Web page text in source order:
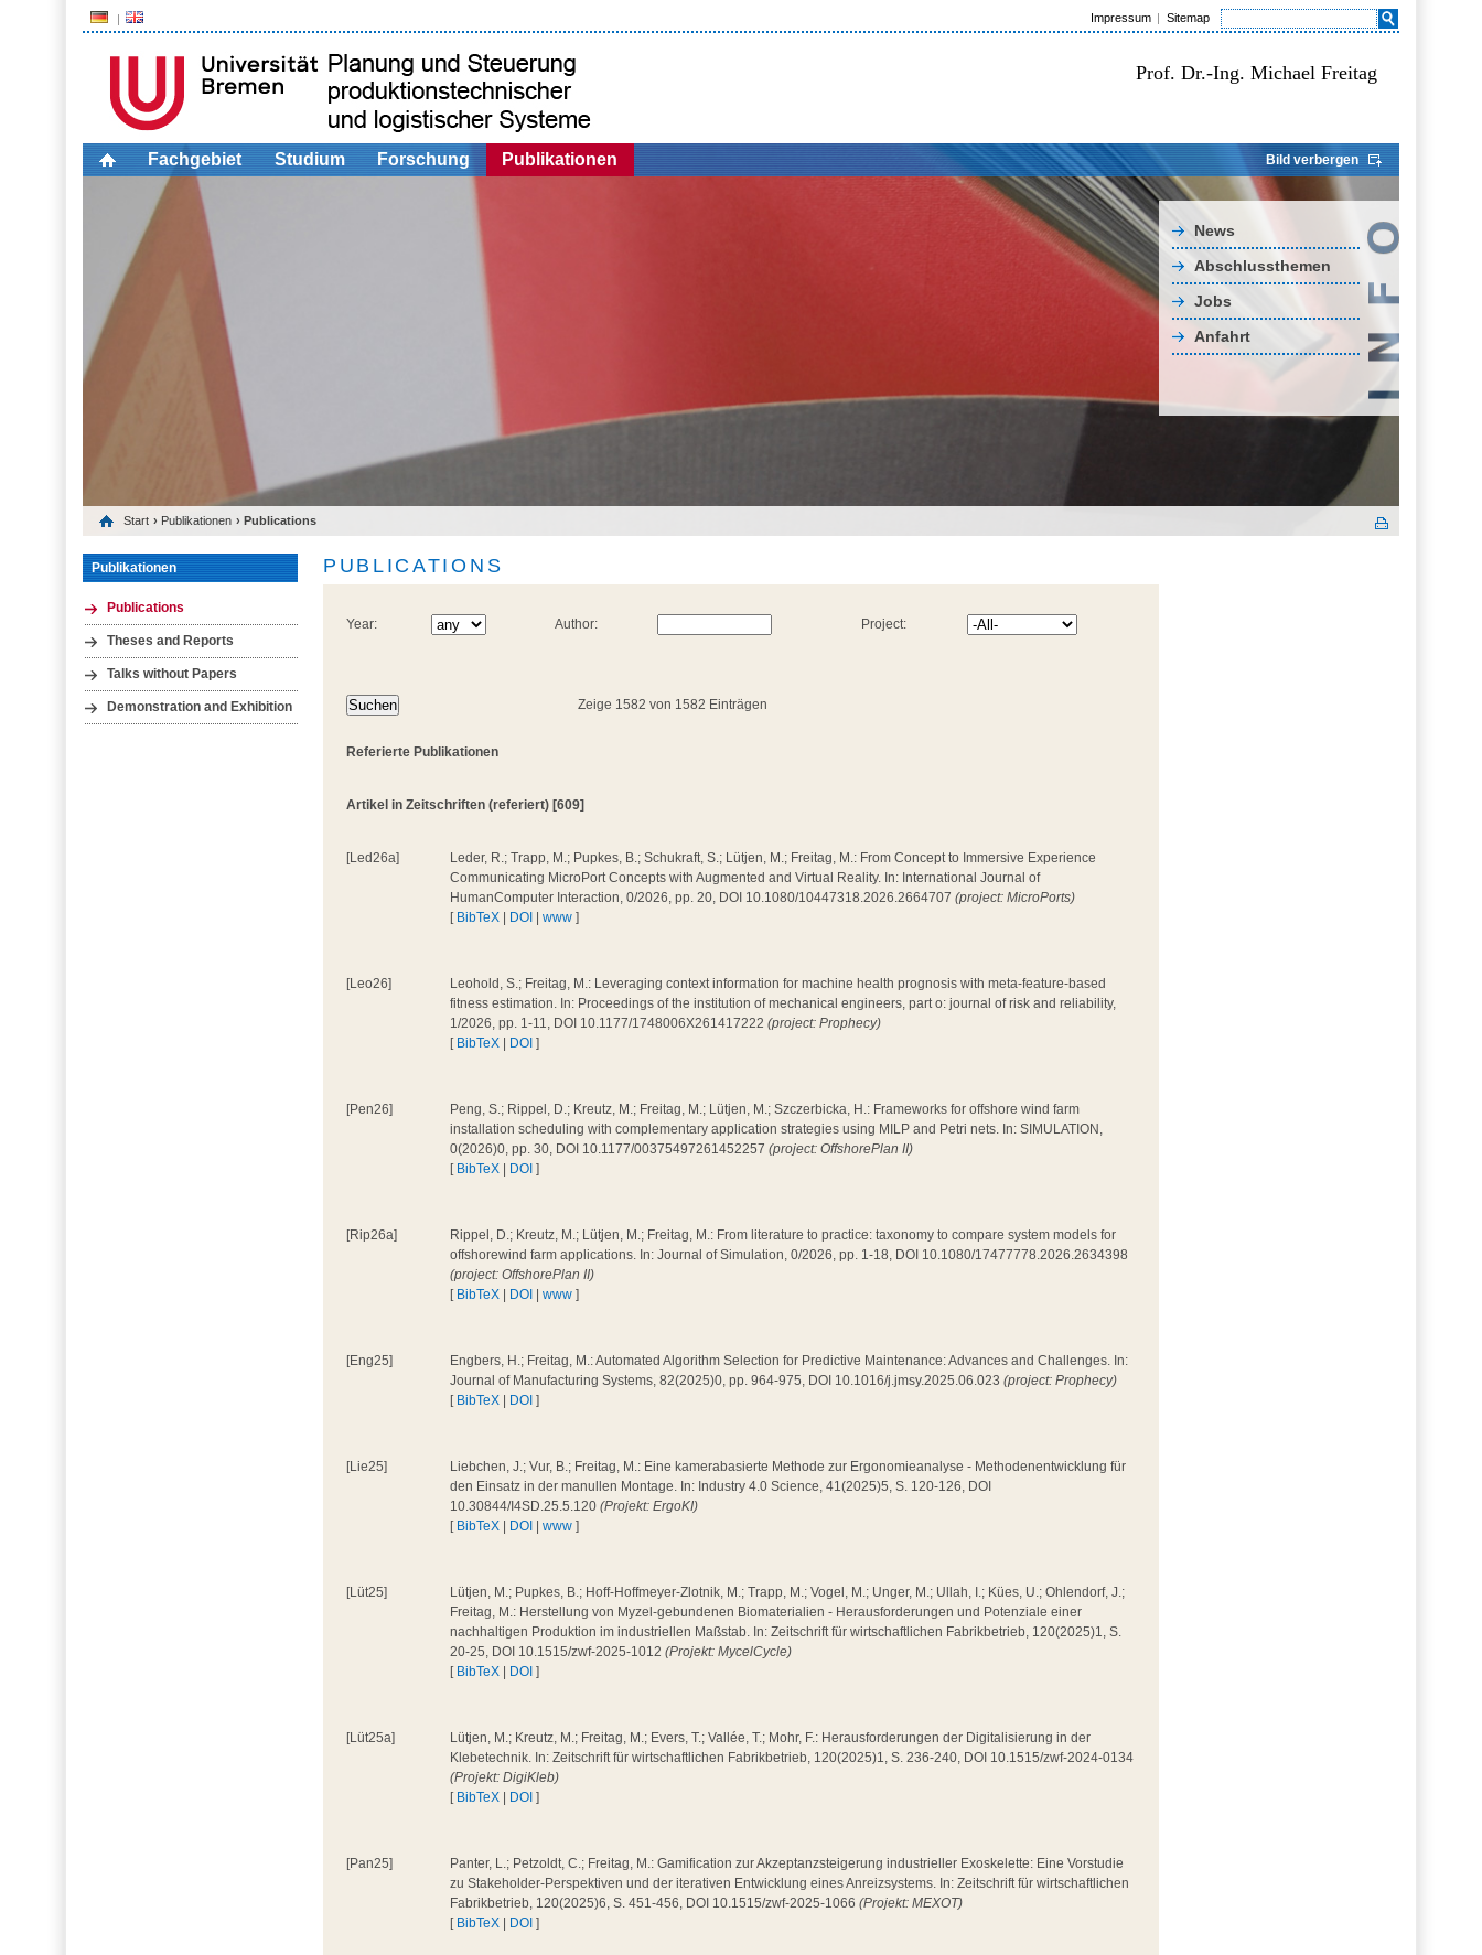
Impressum Sitemap
Prof. Dr.-Ing. Michael Freitag
Fachgebiet Studium Forschung Publikationen Bild verbergen
News
Abschlussthemen
Jobs
Anfahrt
Start › Publikationen › Publications
Publikationen
Publications
Theses and Reports
Talks without Papers
Demonstration and Exhibition
PUBLICATIONS
Year: Author: Project:
Zeige 1582 von 1582 Einträgen
Referierte Publikationen
Artikel in Zeitschriften (referiert) [609]
[Led26a]
Leder, R.; Trapp, M.; Pupkes, B.; Schukraft, S.; Lütjen, M.; Freitag, M.: From Concept to Immersive Experience 
Communicating MicroPort Concepts with Augmented and Virtual Reality. In: International Journal of
HumanComputer Interaction, 0/2026, pp. 20, DOI 10.1080/10447318.2026.2664707(project: MicroPorts)
[ BibTeX DOI |www ]
[Leo26]
Leohold, S.; Freitag, M.: Leveraging context information for machine health prognosis with meta-feature-based
fitness estimation. In: Proceedings of the institution of mechanical engineers, part o: journal of risk and reliability,
1/2026, pp. 1-11, DOI 10.1177/1748006X261417222(project: Prophecy)
[ BibTeX DOI ]
[Pen26]
Peng, S.; Rippel, D.; Kreutz, M.; Freitag, M.; Lütjen, M.; Szczerbicka, H.: Frameworks for offshore wind farm
installation scheduling with complementary application strategies using MILP and Petri nets. In: SIMULATION,
0(2026)0, pp. 30, DOI 10.1177/00375497261452257(project: OffshorePlan II)
[ BibTeX DOI ]
[Rip26a]
Rippel, D.; Kreutz, M.; Lütjen, M.; Freitag, M.: From literature to practice: taxonomy to compare system models for
offshorewind farm applications. In: Journal of Simulation, 0/2026, pp. 1-18, DOI 10.1080/17477778.2026.2634398
(project: OffshorePlan II)
[ BibTeX DOI |www ]
[Eng25]
Engbers, H.; Freitag, M.: Automated Algorithm Selection for Predictive Maintenance: Advances and Challenges. In:
Journal of Manufacturing Systems, 82(2025)0, pp. 964-975, DOI 10.1016/j.jmsy.2025.06.023(project: Prophecy)
[ BibTeX DOI ]
[Lie25]
Liebchen, J.; Vur, B.; Freitag, M.: Eine kamerabasierte Methode zur Ergonomieanalyse - Methodenentwicklung für
den Einsatz in der manullen Montage. In: Industry 4.0 Science, 41(2025)5, S. 120-126, DOI
10.30844/I4SD.25.5.120(Projekt: ErgoKI)
[ BibTeX DOI |www ]
[Lüt25]
Lütjen, M.; Pupkes, B.; Hoff-Hoffmeyer-Zlotnik, M.; Trapp, M.; Vogel, M.; Unger, M.; Ullah, I.; Kües, U.; Ohlendorf, J.;
Freitag, M.: Herstellung von Myzel-gebundenen Biomaterialien - Herausforderungen und Potenziale einer
nachhaltigen Produktion im industriellen Maßstab. In: Zeitschrift für wirtschaftlichen Fabrikbetrieb, 120(2025)1, S.
20-25, DOI 10.1515/zwf-2025-1012(Projekt: MycelCycle)
[ BibTeX DOI ]
[Lüt25a]
Lütjen, M.; Kreutz, M.; Freitag, M.; Evers, T.; Vallée, T.; Mohr, F.: Herausforderungen der Digitalisierung in der
Klebetechnik. In: Zeitschrift für wirtschaftlichen Fabrikbetrieb, 120(2025)1, S. 236-240, DOI 10.1515/zwf-2024-0134
(Projekt: DigiKleb)
[ BibTeX DOI ]
[Pan25]
Panter, L.; Petzoldt, C.; Freitag, M.: Gamification zur Akzeptanzsteigerung industrieller Exoskelette: Eine Vorstudie
zu Stakeholder-Perspektiven und der iterativen Entwicklung eines Anreizsystems. In: Zeitschrift für wirtschaftlichen
Fabrikbetrieb, 120(2025)6, S. 451-456, DOI 10.1515/zwf-2025-1066(Projekt: MEXOT)
[ BibTeX DOI ]